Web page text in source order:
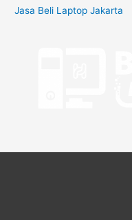
Jasa Beli Laptop Jakarta